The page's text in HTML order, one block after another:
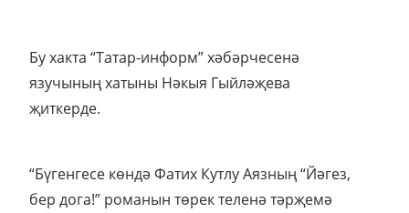
Бу хакта “Татар-информ” хәбәрчесенә
язучының хатыны Нәкыя Гыйләҗева
җиткерде.
“Бүгенгесе көндә Фатих Кутлу Аязның “Йәгез,
бер дога!” романын төрек теленә тәрҗемә